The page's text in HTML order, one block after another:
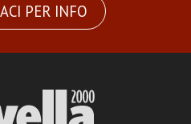
PER INFO